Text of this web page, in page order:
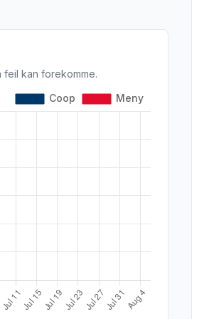
kan forekomme.